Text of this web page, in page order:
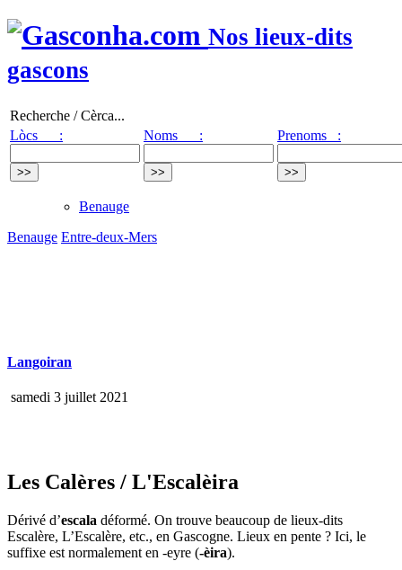
Nos lieux-dits
gascons
Recherche / Cèrca...
Lòcs :
Noms : Prenoms :
Benauge
Benauge Entre-deux-Mers
Langoiran
samedi 3 juillet 2021
Les Calères / L'Escalèira
Dérivé d’escala déformé. On trouve beaucoup de lieux-dits
Escalère, L’Escalère, etc., en Gascogne. Lieux en pente ? Ici, le
suffixe est normalement en -eyre (-èira).